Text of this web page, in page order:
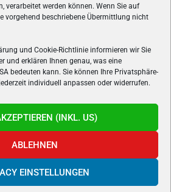
verarbeitet werden können. Wenn Sie auf
vorgehend beschriebene Übermittlung nicht
und Cookie-Richtlinie informieren wir Sie
und erklären Ihnen genau, was eine
bedeuten kann. Sie können Ihre Privatsphäre-
individuell anpassen oder widerrufen.
(INKL. US)
ABLEHNEN
EINSTELLUNGEN
aus der Welt des e-Sport's.
FOLGE UNS
All Rights Reserved -Kontakt|Impressum|